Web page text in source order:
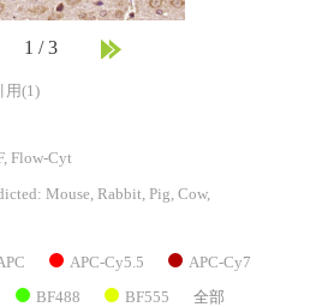
1 /3
用(1)
Flow-Cyt
Mouse, Rabbit, Pig, Cow,
APC-Cy5.5 APC-Cy7
BF488 BF555 全部